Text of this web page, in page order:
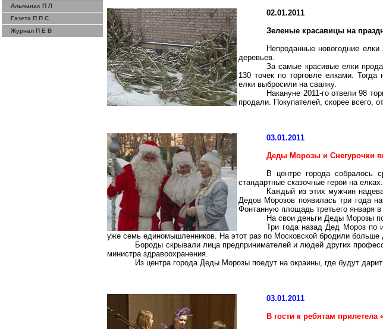
Альманах П Л
Газета П П С
Журнал П Е В
02.01.2011
Зеленые красавицы на
Непроданные новогодние
деревьев.
За самые красивые елки
130 точек по торговле елками.
елки выбросили на свалку.
Накануне 2011-го отвели 98
продали. Покупателей, скорее всего,
03.01.2011
Деды Морозы и Снегурочки
В центре города собралось
стандартные сказочные герои на
Каждый из этих мужчин
Дедов Морозов появилась три года
Фонтанную площадь третьего января
На свои деньги Деды Морозы
Три года назад Дед Мороз по
уже семь единомышленников. На этот раз по Московской бродили
Бороды скрывали лица предпринимателей и людей других
министра здравоохранения.
Из центра города Деды Морозы поедут на окраины, где будут
03.01.2011
В гости к ребятам прилетела